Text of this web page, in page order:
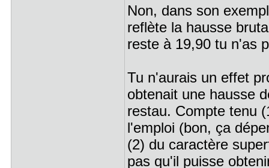
Non, dans son
reflète la hausse
reste à 19,90 tu n'as
Tu n'aurais un effet
obtenait une hausse
restau. Compte tenu
l'emploi (bon, ça
(2) du caractère
pas qu'il puisse